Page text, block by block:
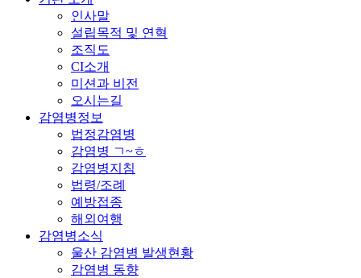
인사말
설립목적 및 연혁
조직도
CI소개
미션과 비전
오시는길
감염병정보
법정감염병
감염병 ㄱ~ㅎ
감염병지침
법령/조례
예방접종
해외여행
감염병소식
울산 감염병 발생현황
감염병 동향